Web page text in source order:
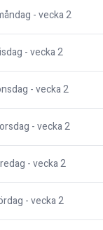
- vecka2
- vecka2
- vecka2
- vecka2
- vecka2
- vecka2